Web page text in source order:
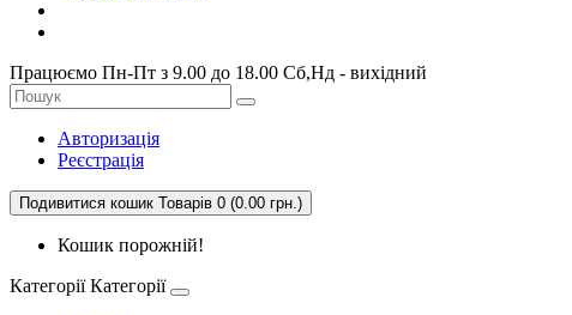
Працюємо Пн-Пт з 9.00 до 18.00 Сб,Нд - вихідний
Авторизація
Реєстрація
Подивитися кошик Товарів 0 (0.00 грн.)
Кошик порожній!
Категорії Категорії